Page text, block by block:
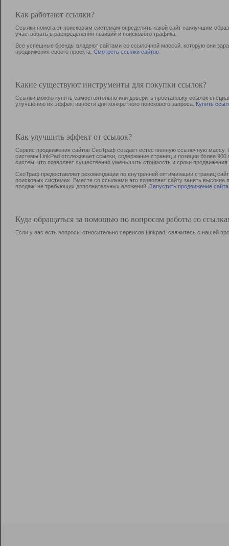
Как работают ссылки?
Ссылки помогают поисковым системам определить какой сайт наилучшим
участвовать в раcпределении позиций и поискового трафика.
Все успешные бренды владеют сайтами со ссылочной массой, которую они
продвижения своего проекта. Смотреть ссылки сайтов
Какие существуют инструменты для покупки ссылок?
Ссылки можно купить самостоятельно или доверить простановку ссылок
улучшению их эффективности для конкретного поискового запроса. Купить
Как улучшить эффект от ссылок?
Сервис продвижения сайтов СеоТраф создает естественную ссылочную
системы LinkPad отслеживает ссылки, содержание страниц и позиции более
систем, что позволяет существенно уменьшить стоимость и сроки продвижения.
СеоТраф предоставляет рекомендации по внутренней оптимизации страниц
поисковых системах. Вместе со ссылками это позволяет сайту занять
продаж, не требующих дополнительных вложений. Запустить продвижение сайта
Куда обращаться за помощью по вопросам работы со
Если у вас есть вопросы относительно сервисов Linkpad, свяжитесь с нашей